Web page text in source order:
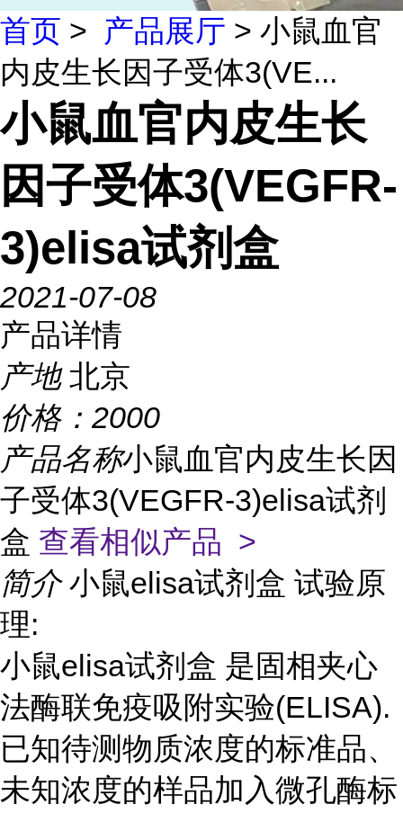
首页 > 产品展厅 > 小鼠血官
内皮生长因子受体3(VE...
小鼠血官内皮生长
因子受体3(VEGFR-
3)elisa试剂盒
2021-07-08
产品详情
产地 北京
价格： 2000
产品名称小鼠血官内皮生长因
子受体3(VEGFR-3)elisa试剂
盒 查看相似产品 >
简介 小鼠elisa试剂盒 试验原
理:
小鼠elisa试剂盒 是固相夹心
法酶联免疫吸附实验(ELISA).
已知待测物质浓度的标准品、
未知浓度的样品加入微孔酶标